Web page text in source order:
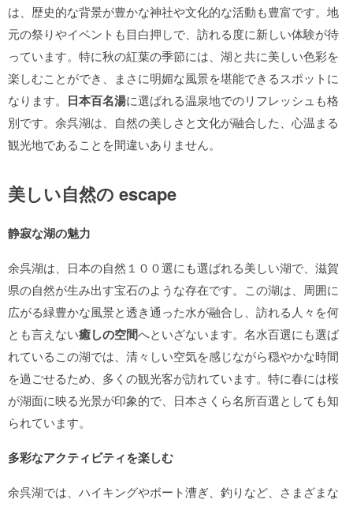
は、歴史的な背景が豊かな神社や文化的な活動も豊富です。地
元の祭りやイベントも目白押しで、訪れる度に新しい体験が待
っています。特に秋の紅葉の季節には、湖と共に美しい色彩を
楽しむことができ、まさに明媚な風景を堪能できるスポットに
なります。 日本百名湯に選ばれる温泉地でのリフレッシュも格
別です。余呉湖は、自然の美しさと文化が融合した、心温まる
観光地であることを間違いありません。
美しい自然の escape
静寂な湖の魅力
余呉湖は、日本の自然１００選にも選ばれる美しい湖で、滋賀
県の自然が生み出す宝石のような存在です。この湖は、周囲に
広がる緑豊かな風景と透き通った水が融合し、訪れる人々を何
とも言えない癒しの空間へといざないます。名水百選にも選ば
れているこの湖では、清々しい空気を感じながら穏やかな時間
を過ごせるため、多くの観光客が訪れています。特に春には桜
が湖面に映る光景が印象的で、日本さくら名所百選としても知
られています。
多彩なアクティビティを楽しむ
余呉湖では、ハイキングやボート漕ぎ、釣りなど、さまざまな